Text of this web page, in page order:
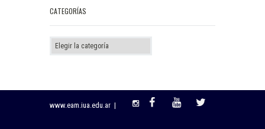
CATEGORÍAS
Categorías
www.eam.iua.edu.ar |